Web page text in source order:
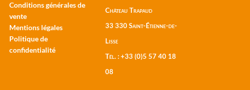
Conditions générales de
vente
Mentions légales
Politique de
confidentialité
Château Trapaud
33 330 Saint-Étienne-de-
Lisse
Tél. : +33 (0)5 57 40 18
08